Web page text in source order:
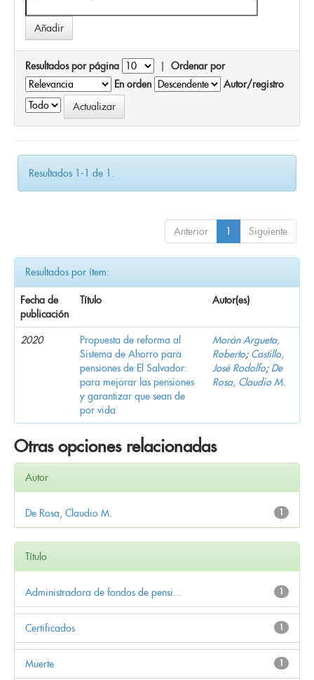
Resultados por página | Ordenar por
En orden
Autor/registro
Resultados 1-1 de 1.
Anterior 1 Siguiente
Resultados por ítem:
Fecha de
publicación
Título Autor(es)
2020
Propuesta de reforma al
Sistema de Ahorro para
pensiones de El Salvador:
para mejorar las pensiones
y garantizar que sean de
por vida
Morán Argueta,
Roberto; Castillo,
José Rodolfo; De
Rosa, Claudio M.
Otras opciones relacionadas
Autor
1
De Rosa, Claudio M.
Título
1
Administradora de fondos de pensi...
1
Certificados
1
Muerte